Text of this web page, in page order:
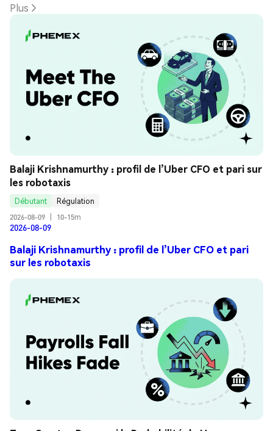
Plus
Balaji Krishnamurthy : profil de l’Uber CFO et pari sur
les robotaxis
Débutant
Régulation
2026-08-09
10-15m
2026-08-09
Balaji Krishnamurthy : profil de l’Uber CFO et pari
sur les robotaxis